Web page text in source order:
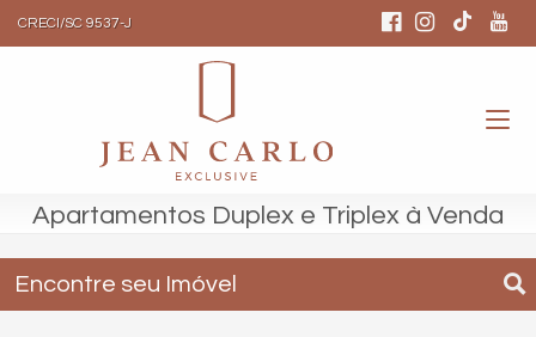
CRECI/SC 9537-J
Apartamentos Duplex e Triplex à Venda
Encontre seu Imóvel